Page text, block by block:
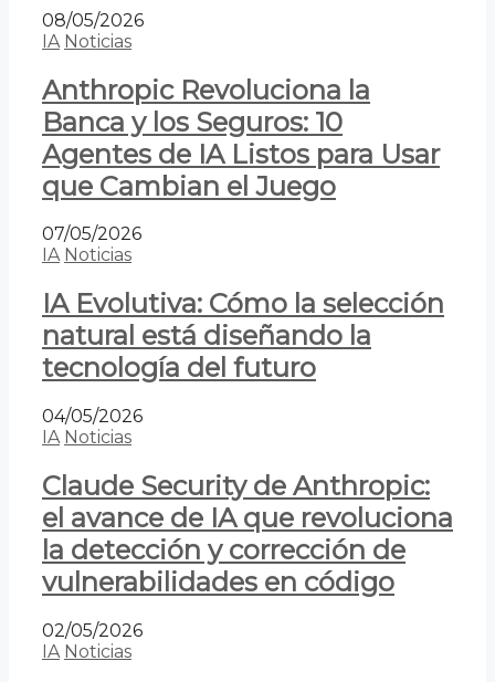
08/05/2026
IA Noticias
Anthropic Revoluciona la
Banca y los Seguros: 10
Agentes de IA Listos para Usar
que Cambian el Juego
07/05/2026
IA Noticias
IA Evolutiva: Cómo la selección
natural está diseñando la
tecnología del futuro
04/05/2026
IA Noticias
Claude Security de Anthropic:
el avance de IA que revoluciona
la detección y corrección de
vulnerabilidades en código
02/05/2026
IA Noticias